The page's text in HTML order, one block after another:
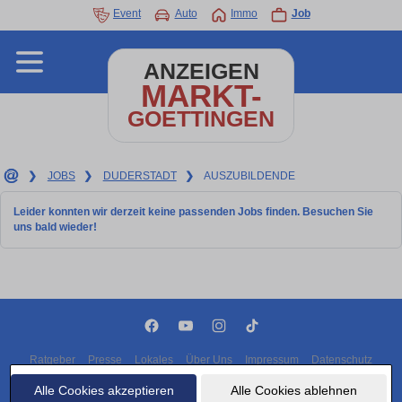
Alle Cookies akzeptieren Alle Cookies ablehnen
Event Auto Immo Job
ANZEIGEN
MARKT-
GOETTINGEN
❯ JOBS ❯ DUDERSTADT ❯ AUSZUBILDENDE
Leider konnten wir derzeit keine passenden Jobs finden. Besuchen Sie
uns bald wieder!
Ratgeber Presse Lokales Über Uns Impressum Datenschutz